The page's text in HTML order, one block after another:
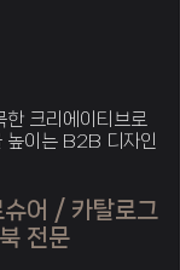
크리에이티브로
높이는 B2B 디자인
어 / 카탈로그
전문